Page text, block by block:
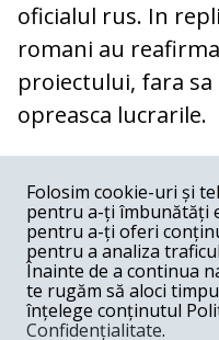
oficialul rus. In
romani au
proiectului, fara sa
opreasca lucrarile.
COMENTARII
Nume
Email
Folosim cookie-uri și
pentru a-ți îmbunătăți
pentru a-ți oferi
pentru a analiza
Înainte de a continua
te rugăm să aloci
înțelege conținutul
Confidențialitate.